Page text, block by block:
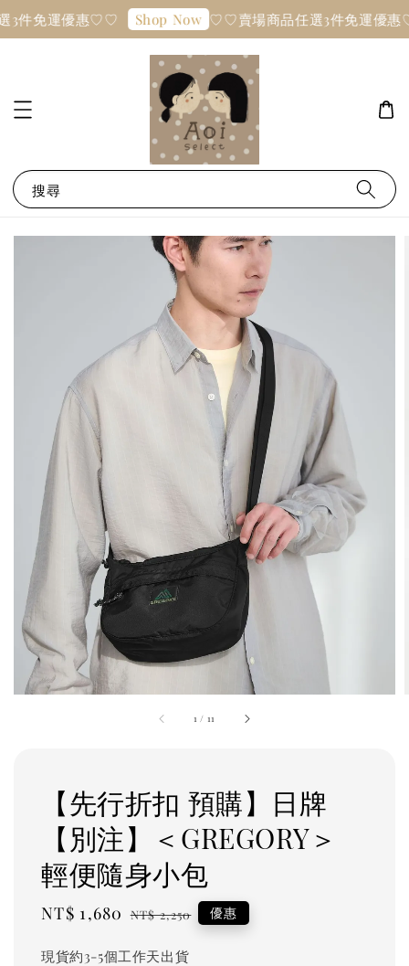
3件免運優惠♡♡ Shop Now ♡♡賣場商品任選3件免運優
搜尋
1 / 11
【先行折扣 預購】日牌
【別注】＜GREGORY＞
輕便隨身小包
Sale
NT$ 1,680 Regular
NT$ 2,250 優惠
現貨約3-5個工作天出貨